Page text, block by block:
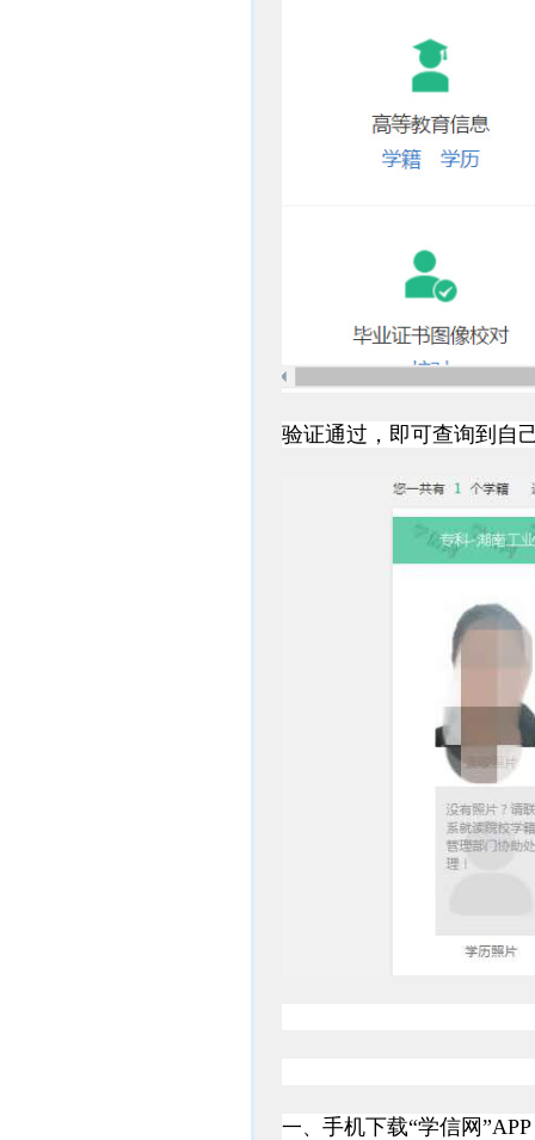
验证通过，即可查询到自
一、 手机下载“学信网